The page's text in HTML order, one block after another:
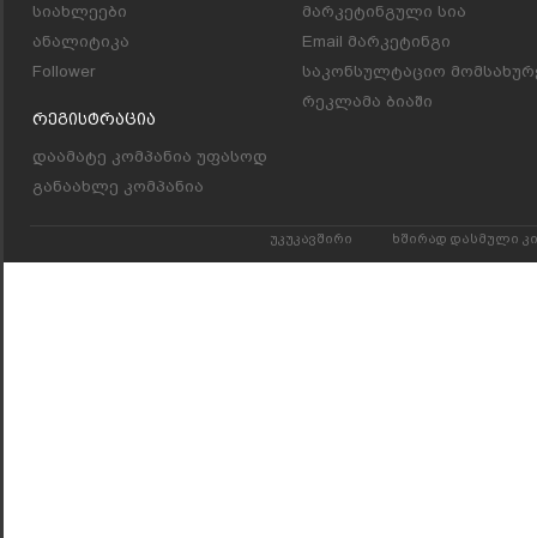
სიახლეები
ანალიტიკა
Follower
Რეგისტრაცია
დაამატე კომპანია უფასოდ
განაახლე კომპანია
მარკეტინგული სია
Email მარკეტინგი
საკონსულტაციო
რეკლამა ბიაში
უკუკავშირი ხშირად დასმული